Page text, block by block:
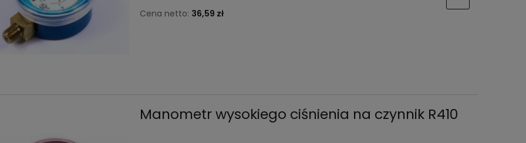
Cena netto: 36,59 zł
Manometr wysokiego ciśnienia na czynnik R410